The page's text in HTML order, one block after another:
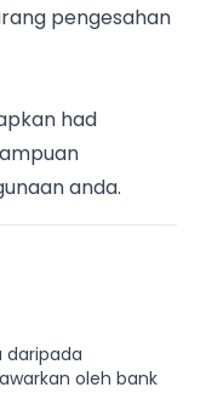
pengesahan
had
anda.
daripada
oleh bank